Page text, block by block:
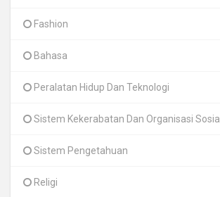
Fashion
Bahasa
Peralatan Hidup Dan Teknologi
Sistem Kekerabatan Dan Organisasi Sosial
Sistem Pengetahuan
Religi